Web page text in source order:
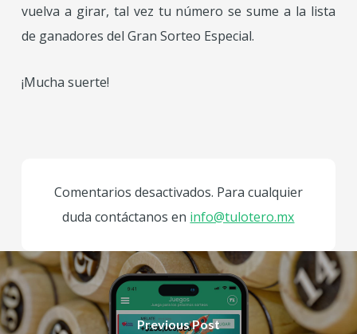
vuelva a girar, tal vez tu número se sume a la lista
de ganadores del Gran Sorteo Especial.
¡Mucha suerte!
Comentarios desactivados. Para cualquier
duda contáctanos en info@tulotero.mx
Previous Post